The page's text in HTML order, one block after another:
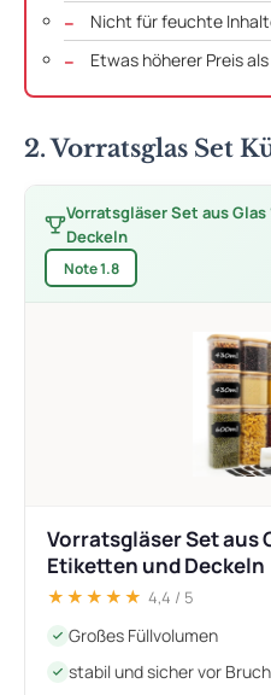
Nicht für feuchte
Etwas höherer Preis
2. Vorratsglas Set
Vorratsgläser Set aus
Deckeln
Note 1.8
Vorratsgläser Set aus
Etiketten und Deckeln
★★★★★ 4,4 / 5
Großes Füllvolumen
stabil und sicher vor Bruch